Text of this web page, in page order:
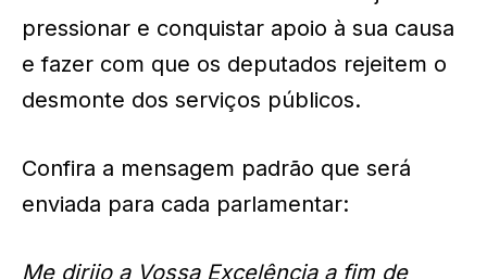
pressionar e conquistar apoio à sua causa
e fazer com que os deputados rejeitem o
desmonte dos serviços públicos.
Confira a mensagem padrão que será
enviada para cada parlamentar:
Me dirijo a Vossa Excelência a fim de